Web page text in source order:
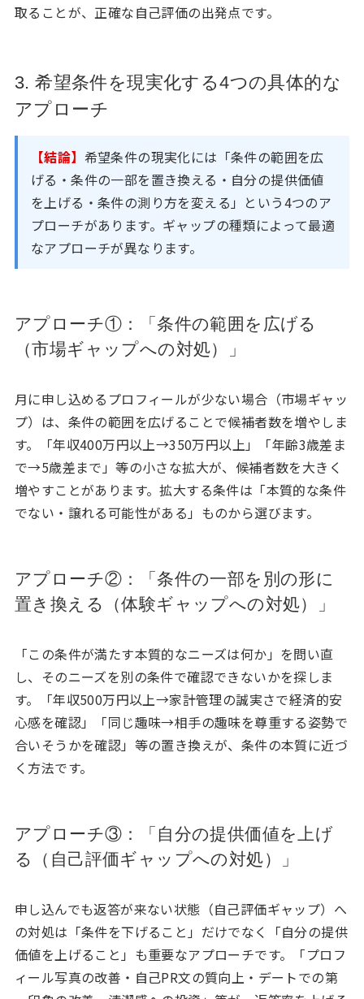
取ることが、正確な自己評価の出発点です。
3. 希望条件を現実化する4つの具体的な
アプローチ
【結論】 希望条件の現実化には「条件の範囲を広
げる・条件の一部を置き換える・自分の提供価値
を上げる・条件の測り方を変える」という4つのア
プローチがあります。ギャップの種類によって最適
なアプローチが異なります。
アプローチ①：「条件の範囲を広げる
（市場ギャップへの対処）」
月に申し込めるプロフィールが少ない場合（市場ギャッ
プ）は、条件の範囲を広げることで候補者数を増やしま
す。「年収400万円以上→350万円以上」「年齢3歳差ま
で→5歳差まで」等の小さな拡大が、候補者数を大きく
増やすことがあります。拡大する条件は「本質的な条件
でない・譲れる可能性がある」ものから選びます。
アプローチ②：「条件の一部を別の形に
置き換える（体験ギャップへの対処）」
「この条件が満たす本質的なニーズは何か」を問い直
し、そのニーズを別の条件で確認できないかを探しま
す。「年収500万円以上→家計管理の誠実さで経済的安
心感を確認」「同じ趣味→相手の趣味を尊重する姿勢で
合いそうかを確認」等の置き換えが、条件の本質に近づ
く方法です。
アプローチ③：「自分の提供価値を上げ
る（自己評価ギャップへの対処）」
申し込んでも返答が来ない状態（自己評価ギャップ）へ
の対処は「条件を下げること」だけでなく「自分の提供
価値を上げること」も重要なアプローチです。「プロフ
ィール写真の改善・自己PR文の質向上・デートでの第